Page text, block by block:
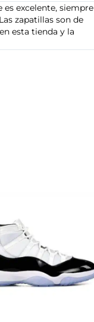
excelente, siempre
zapatillas son de
esta tienda y la